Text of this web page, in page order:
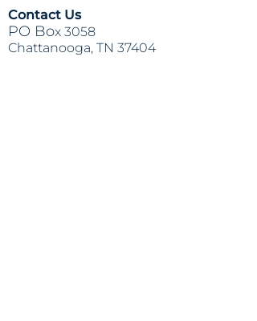
Contact Us
PO Box 3058
Chattanooga, TN 37404